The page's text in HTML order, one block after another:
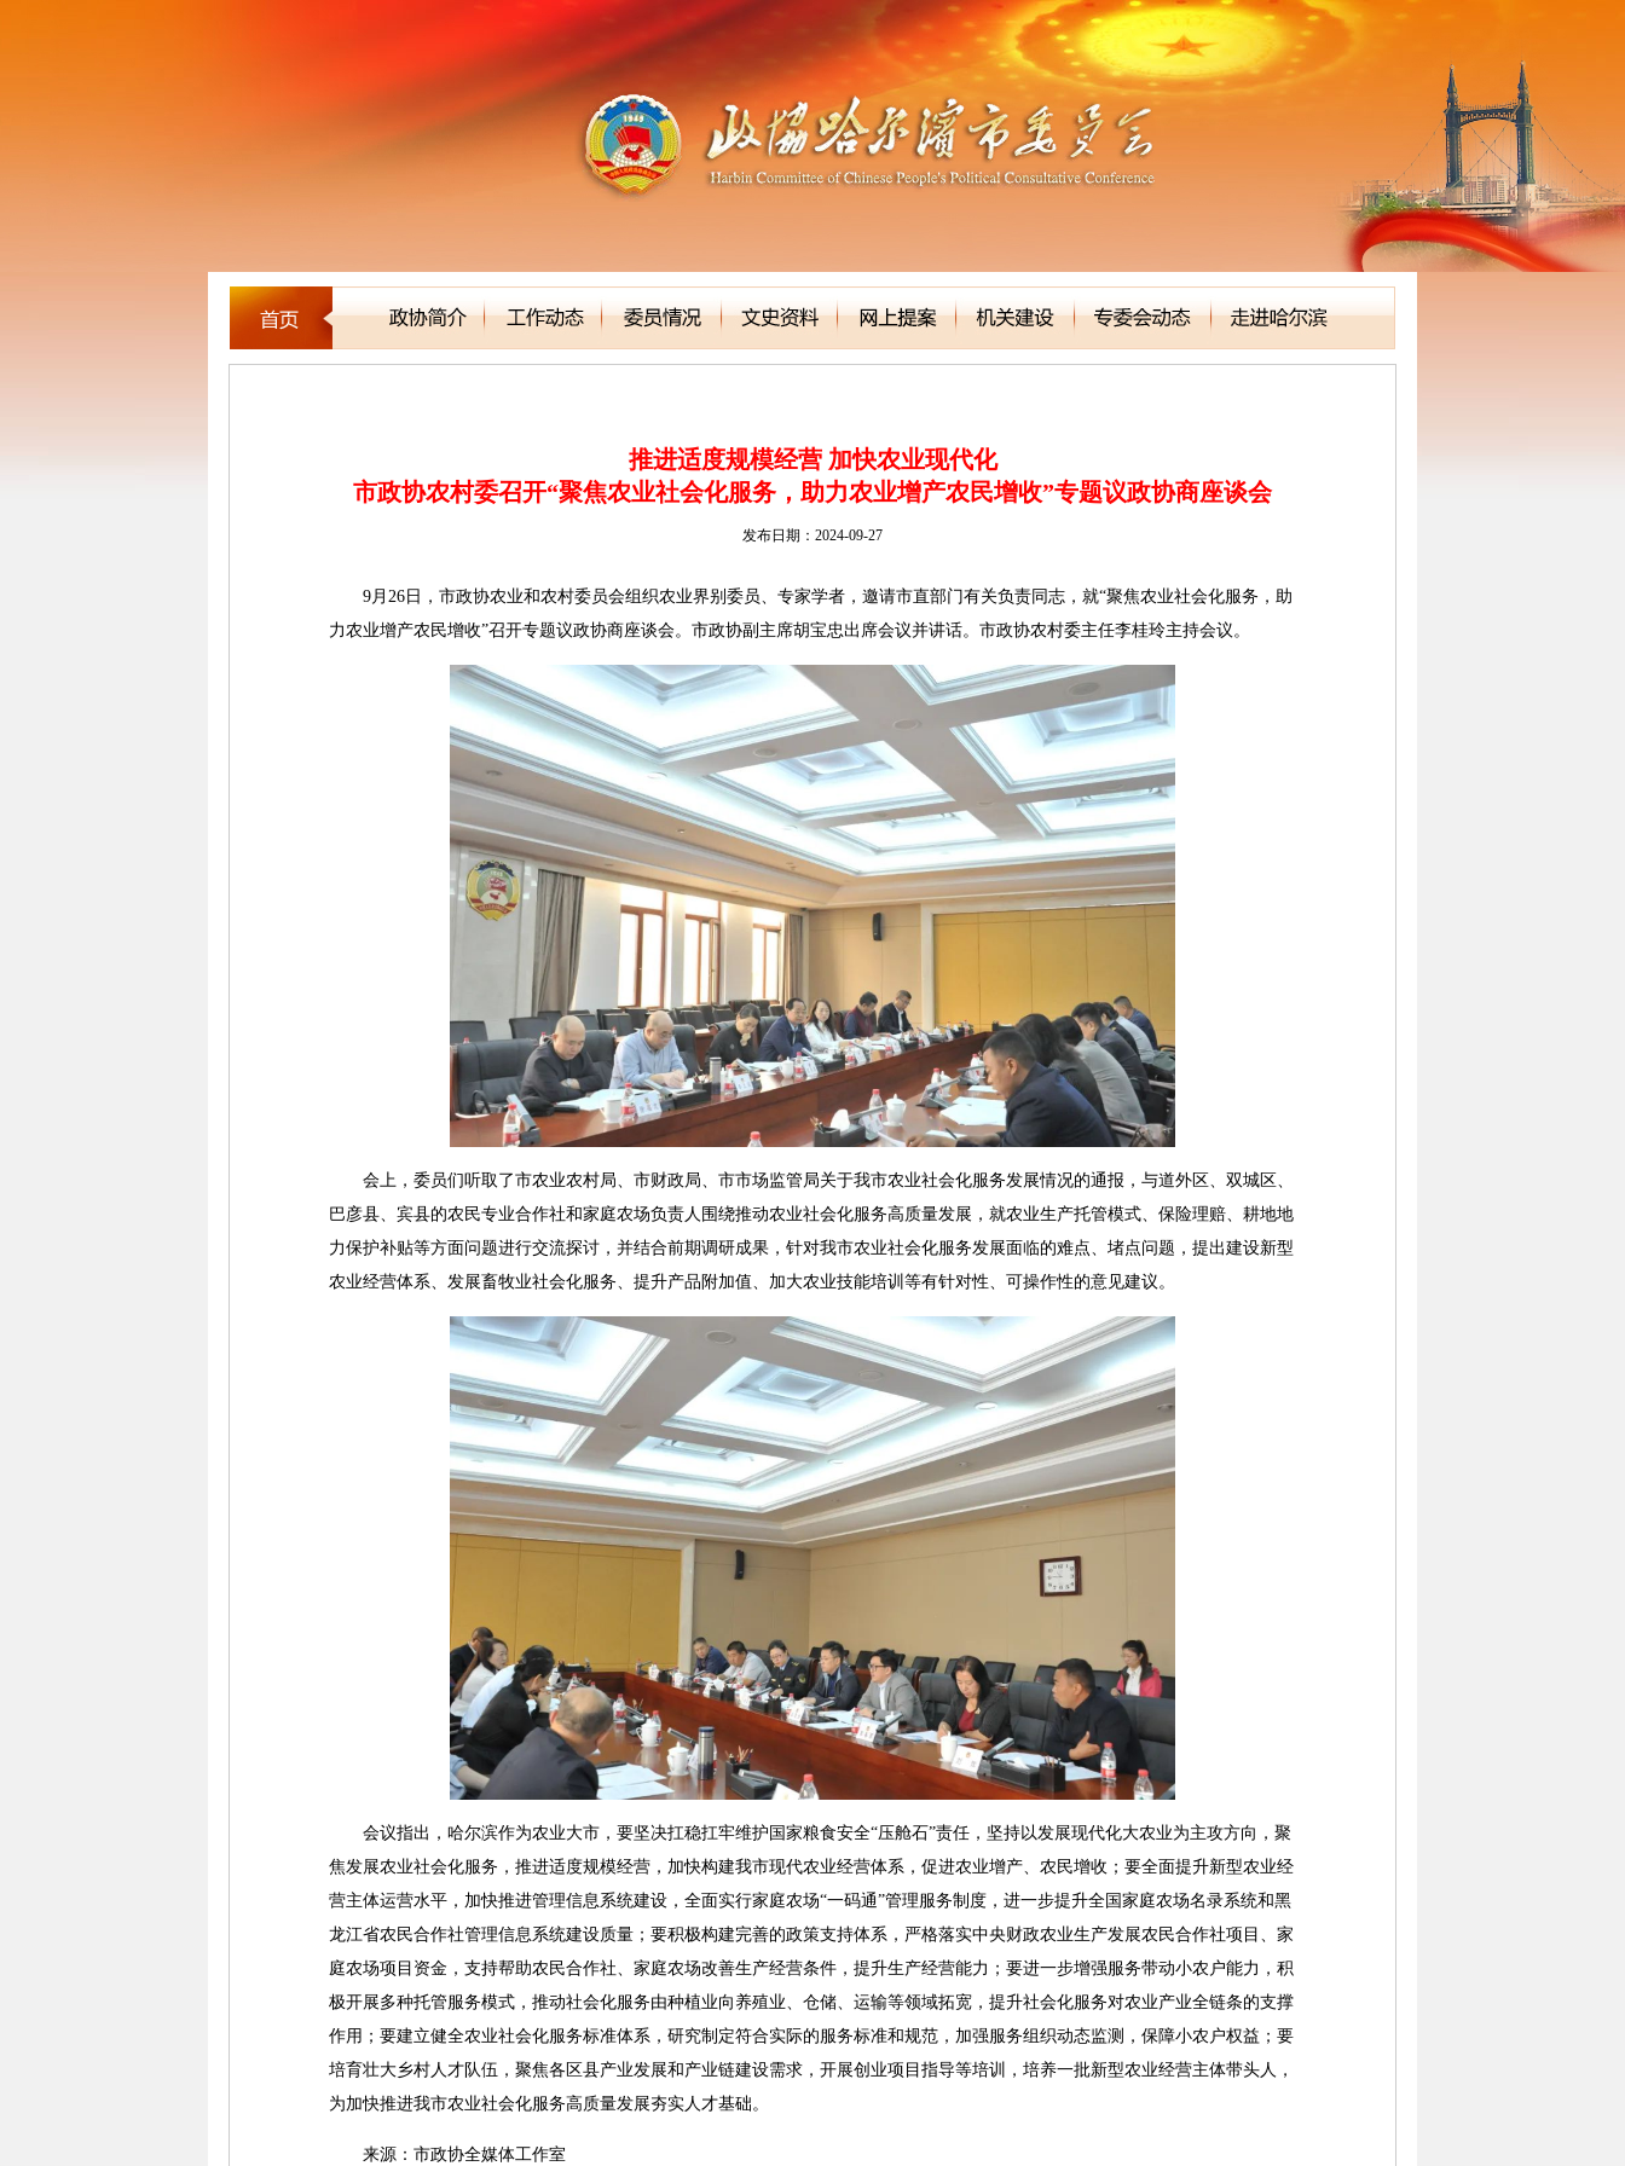
推进适度规模经营 加快农业现代化
市政协农村委召开“聚焦农业社会化服务，助力农业增产农民增收”专题议政协商座谈会
发布日期：2024-09-27
9月26日，市政协农业和农村委员会组织农业界别委员、专家学者，邀请市直部门有关负责同志，就“聚焦农业社会化服务，助
力农业增产农民增收”召开专题议政协商座谈会。市政协副主席胡宝忠出席会议并讲话。市政协农村委主任李桂玲主持会议。
会上，委员们听取了市农业农村局、市财政局、市市场监管局关于我市农业社会化服务发展情况的通报，与道外区、双城区、
巴彦县、宾县的农民专业合作社和家庭农场负责人围绕推动农业社会化服务高质量发展，就农业生产托管模式、保险理赔、耕地地
力保护补贴等方面问题进行交流探讨，并结合前期调研成果，针对我市农业社会化服务发展面临的难点、堵点问题，提出建设新型
农业经营体系、发展畜牧业社会化服务、提升产品附加值、加大农业技能培训等有针对性、可操作性的意见建议。
会议指出，哈尔滨作为农业大市，要坚决扛稳扛牢维护国家粮食安全“压舱石”责任，坚持以发展现代化大农业为主攻方向，聚
焦发展农业社会化服务，推进适度规模经营，加快构建我市现代农业经营体系，促进农业增产、农民增收；要全面提升新型农业经
营主体运营水平，加快推进管理信息系统建设，全面实行家庭农场“一码通”管理服务制度，进一步提升全国家庭农场名录系统和黑
龙江省农民合作社管理信息系统建设质量；要积极构建完善的政策支持体系，严格落实中央财政农业生产发展农民合作社项目、家
庭农场项目资金，支持帮助农民合作社、家庭农场改善生产经营条件，提升生产经营能力；要进一步增强服务带动小农户能力，积
极开展多种托管服务模式，推动社会化服务由种植业向养殖业、仓储、运输等领域拓宽，提升社会化服务对农业产业全链条的支撑
作用；要建立健全农业社会化服务标准体系，研究制定符合实际的服务标准和规范，加强服务组织动态监测，保障小农户权益；要
培育壮大乡村人才队伍，聚焦各区县产业发展和产业链建设需求，开展创业项目指导等培训，培养一批新型农业经营主体带头人，
为加快推进我市农业社会化服务高质量发展夯实人才基础。
来源：市政协全媒体工作室